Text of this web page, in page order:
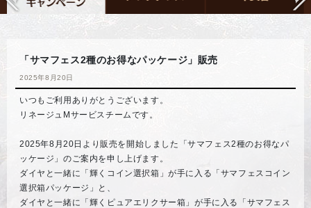
「サマフェス2種のお得なパッケージ」販売
2025年8月20日
いつもご利用ありがとうございます。
リネージュMサービスチームです。
2025年8月20日より販売を開始しました「サマフェス2種のお得なパ
ッケージ」のご案内を申し上げます。
ダイヤと一緒に「輝くコイン選択箱」が手に入る「サマフェスコイン
選択箱パッケージ」と、
ダイヤと一緒に「輝くピュアエリクサー箱」が手に入る「サマフェス